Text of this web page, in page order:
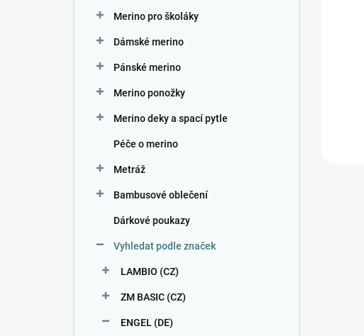
Merino pro školáky
Dámské merino
Pánské merino
Merino ponožky
Merino deky a spací pytle
Péče o merino
Metráž
Bambusové oblečení
Dárkové poukazy
Vyhledat podle značek
LAMBIO (CZ)
ZM BASIC (CZ)
ENGEL (DE)